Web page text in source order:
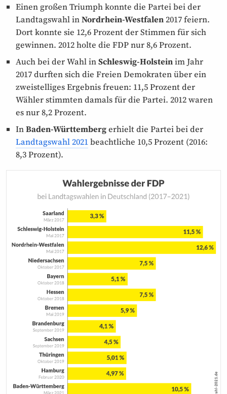
Einen großen Triumph konnte die Partei bei der
Landtags­wahl inNordrhein-Westfalen2017 feiern.
Dort konnte sie 12,6 Prozent der Stimmen für sich
gewinnen. 2012 holte die FDP nur 8,6 Prozent.
Auch bei der Wahl inSchleswig-Holsteinim Jahr
2017 durften sich die Freien Demokraten über ein
zwei­stelliges Ergebnis freuen: 11,5 Prozent der
Wähler stimmten damals für die Partei. 2012 waren
es nur 8,2 Prozent.
InBaden-Württembergerhielt die Partei bei der
Landtagswahl 2021beachtliche 10,5 Prozent (2016:
8,3 Prozent).